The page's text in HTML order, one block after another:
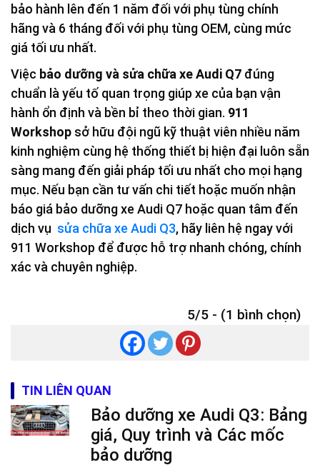
bảo hành lên đến 1 năm đối với phụ tùng chính
hãng và 6 tháng đối với phụ tùng OEM, cùng mức
giá tối ưu nhất.
Việc bảo dưỡng và sửa chữa xe Audi Q7 đúng
chuẩn là yếu tố quan trọng giúp xe của bạn vận
hành ổn định và bền bỉ theo thời gian. 911
Workshop sở hữu đội ngũ kỹ thuật viên nhiều năm
kinh nghiệm cùng hệ thống thiết bị hiện đại luôn sẵn
sàng mang đến giải pháp tối ưu nhất cho mọi hạng
mục. Nếu bạn cần tư vấn chi tiết hoặc muốn nhận
báo giá bảo dưỡng xe Audi Q7 hoặc quan tâm đến
dịch vụ sửa chữa xe Audi Q3, hãy liên hệ ngay với
911 Workshop để được hỗ trợ nhanh chóng, chính
xác và chuyên nghiệp.
5/5 - (1 bình chọn)
TIN LIÊN QUAN
Bảo dưỡng xe Audi Q3: Bảng
giá, Quy trình và Các mốc
bảo dưỡng